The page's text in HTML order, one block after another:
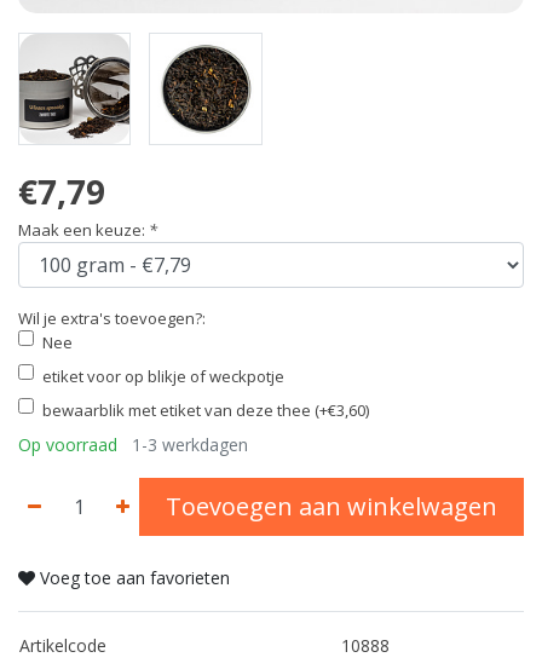
€7,79
Maak een keuze: *
Wil je extra's toevoegen?:
Nee
etiket voor op blikje of weckpotje
bewaarblik met etiket van deze thee (+€3,60)
Op voorraad 1-3 werkdagen
Toevoegen aan winkelwagen
Voeg toe aan favorieten
Artikelcode 10888